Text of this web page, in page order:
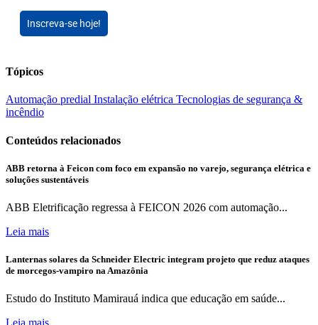
Inscreva-se hoje!
Tópicos
Automação predial Instalação elétrica Tecnologias de segurança &
incêndio
Conteúdos relacionados
ABB retorna à Feicon com foco em expansão no varejo, segurança elétrica e
soluções sustentáveis
ABB Eletrificação regressa à FEICON 2026 com automação...
Leia mais
Lanternas solares da Schneider Electric integram projeto que reduz ataques
de morcegos-vampiro na Amazônia
Estudo do Instituto Mamirauá indica que educação em saúde...